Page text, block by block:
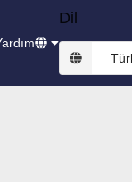
Dil